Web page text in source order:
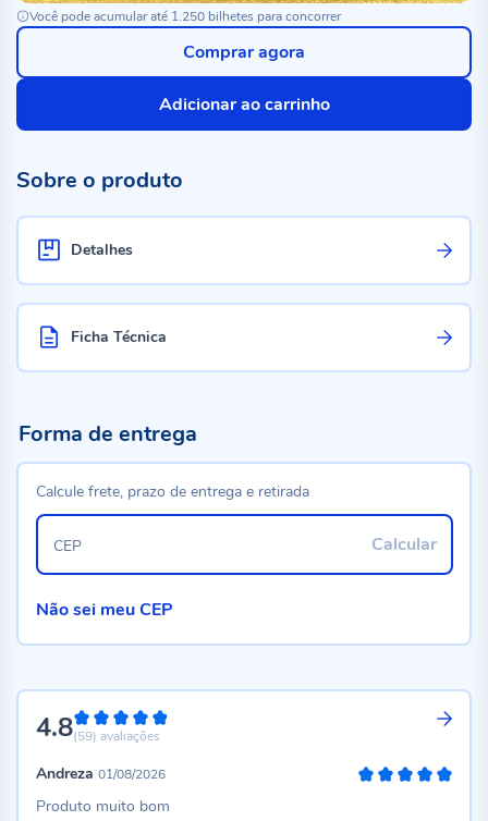
Você pode acumular até 1.250 bilhetes para concorrer
Adicionar ao carrinho
Comprar agora
Sobre o produto
Detalhes
Ficha Técnica
4.896%
(59) avaliações
Andreza 01/08/2026
Produto muito bom
Forma de entrega
Calcule frete, prazo de entrega e retirada
Calcular
CEP
Não sei meu CEP